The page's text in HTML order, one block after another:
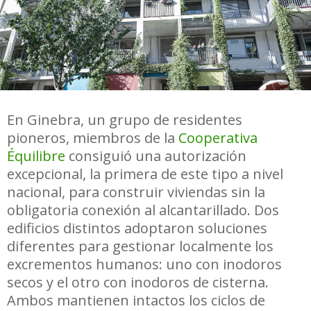
En Ginebra, un grupo de residentes
pioneros, miembros de la Cooperativa
Équilibre consiguió una autorización
excepcional, la primera de este tipo a nivel
nacional, para construir viviendas sin la
obligatoria conexión al alcantarillado. Dos
edificios distintos adoptaron soluciones
diferentes para gestionar localmente los
excrementos humanos: uno con inodoros
secos y el otro con inodoros de cisterna.
Ambos mantienen intactos los ciclos de